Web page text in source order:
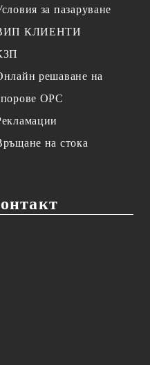
за пазаруване
КЛИЕНТИ
решаване на
OPC
на стока